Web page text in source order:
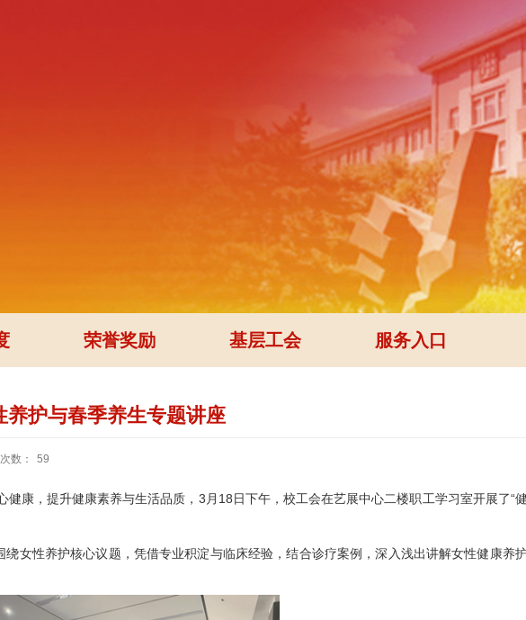
荣誉奖励 基层工会 服务入口
养护与春季养生专题讲座
数： 59
康，提升健康素养与生活品质，3月18日下午，校工会在艺展中心二楼职工学习室开展了“
女性养护核心议题，凭借专业积淀与临床经验，结合诊疗案例，深入浅出讲解女性健康养